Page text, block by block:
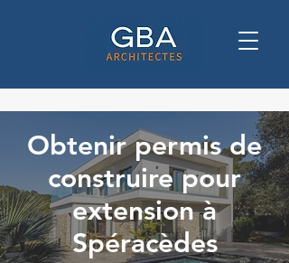
Obtenir permis de
construire pour
extension à
Spéracèdes